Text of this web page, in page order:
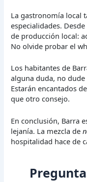
La gastronomía local
especialidades.
de producción local:
No olvide probar el
Los habitantes de
alguna duda, no
Estarán encantados
que otro consejo.
En conclusión, Barra
lejanía. La mezcla de
hospitalidad hace de